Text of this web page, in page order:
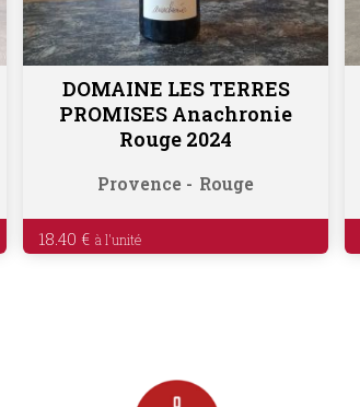
Ajouter au panier
DOMAINE LES TERRES
PROMISES Anachronie
Rouge 2024
Provence Rouge
18.40 €